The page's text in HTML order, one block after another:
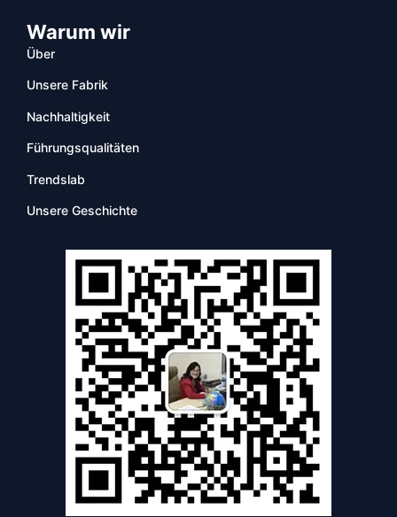
Warum wir
Über
Unsere Fabrik
Nachhaltigkeit
Führungsqualitäten
Trendslab
Unsere Geschichte